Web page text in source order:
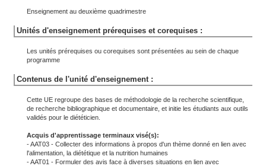
Enseignement au deuxième quadrimestre
Unités d'enseignement prérequises et corequises :
Les unités prérequises ou corequises sont présentées au sein de chaque
programme
Contenus de l'unité d'enseignement :
Cette UE regroupe des bases de méthodologie de la recherche scientifique,
de recherche bibliographique et documentaire, et initie les étudiants aux outils
validés pour le diététicien.
Acquis d'apprentissage terminaux visé(s):
- AAT03 - Collecter des informations à propos d'un thème donné en lien avec
l'alimentation, la diététique et la nutrition humaines
- AAT01 - Formuler des avis face à diverses situations en lien avec